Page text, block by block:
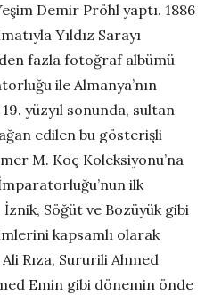
Demir Pröhl yaptı. 1886
Yıldız Sarayı
fazla fotoğraf albümü
ile Almanya’nın
yüzyıl sonunda, sultan
edilen bu gösterişli
M. Koç Koleksiyonu’na
ilk
Söğüt ve Bozüyük gibi
kapsamlı olarak
Rıza, Sururili Ahmed
Emin gibi dönem­in önde